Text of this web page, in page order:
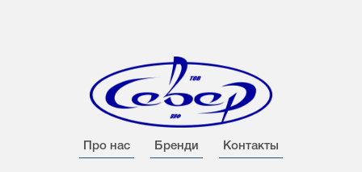
Про нас Бренди Контакты